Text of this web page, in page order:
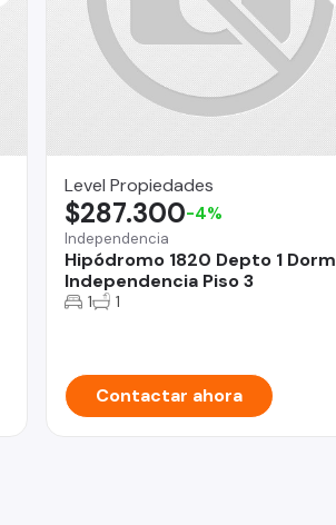
Level Propiedades
Independencia
Hipódromo 1820 Depto 1 Dorm
Independencia Piso 3
$287.300-4%
1 1
Contactar ahora